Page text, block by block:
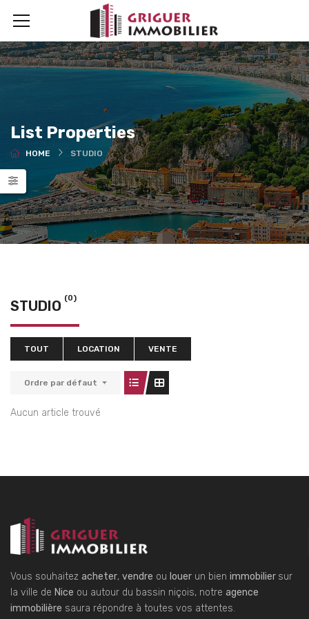
List Properties
HOME STUDIO
STUDIO (0)
TOUT LOCATION VENTE
Ordre par défaut
Aucun article trouvé
Vous souhaitez acheter, vendre ou louer un bien immobilier sur
la ville de Nice ou autour du bassin niçois, notre agence
immobilière saura répondre à toutes vos attentes.